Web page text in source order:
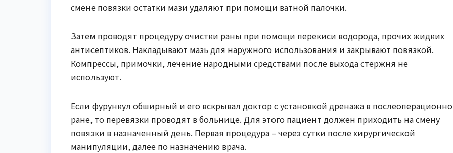
смене повязки остатки мази удаляют при помощи ватной палочки.
Затем проводят процедуру очистки раны при помощи перекиси водорода, прочих жидких
антисептиков. Накладывают мазь для наружного использования и закрывают повязкой.
Компрессы, примочки, лечение народными средствами после выхода стержня не
используют.
Если фурункул обширный и его вскрывал доктор с установкой дренажа в
ране, то перевязки проводят в больнице. Для этого пациент должен приходить на смену
повязки в назначенный день. Первая процедура – через сутки после хирургической
манипуляции, далее по назначению врача.